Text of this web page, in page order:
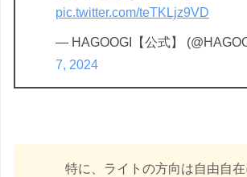
pic.twitter.com/teTKLjz9VD
— HAGOOGI【公式】
7, 2024
特に、ライトの方向は自由自